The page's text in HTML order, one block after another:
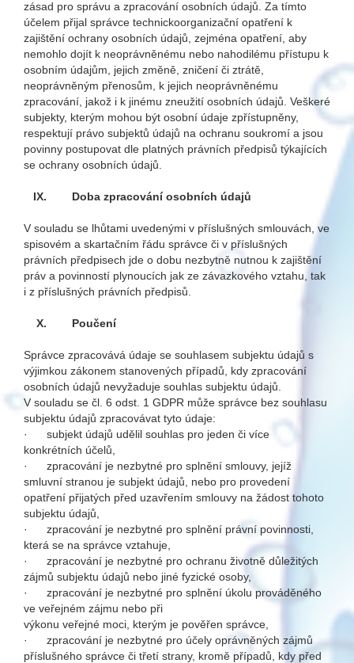
zásad pro správu a zpracování osobních údajů. Za tímto
účelem přijal správce technickoorganizační opatření k
zajištění ochrany osobních údajů, zejména opatření, aby
nemohlo dojít k neoprávněnému nebo nahodilému přístupu k
osobním údajům, jejich změně, zničení či ztrátě,
neoprávněným přenosům, k jejich neoprávněnému
zpracování, jakož i k jinému zneužití osobních údajů. Veškeré
subjekty, kterým mohou být osobní údaje zpřístupněny,
respektují právo subjektů údajů na ochranu soukromí a jsou
povinny postupovat dle platných právních předpisů týkajících
se ochrany osobních údajů.
IX. Doba zpracování osobních údajů
V souladu se lhůtami uvedenými v příslušných smlouvách, ve
spisovém a skartačním řádu správce či v příslušných
právních předpisech jde o dobu nezbytně nutnou k zajištění
práv a povinností plynoucích jak ze závazkového vztahu, tak
i z příslušných právních předpisů.
X. Poučení
Správce zpracovává údaje se souhlasem subjektu údajů s
výjimkou zákonem stanovených případů, kdy zpracování
osobních údajů nevyžaduje souhlas subjektu údajů.
V souladu se čl. 6 odst. 1 GDPR může správce bez souhlasu
subjektu údajů zpracovávat tyto údaje:
· subjekt údajů udělil souhlas pro jeden či více
konkrétních účelů,
· zpracování je nezbytné pro splnění smlouvy, jejíž
smluvní stranou je subjekt údajů, nebo pro provedení
opatření přijatých před uzavřením smlouvy na žádost tohoto
subjektu údajů,
· zpracování je nezbytné pro splnění právní povinnosti,
která se na správce vztahuje,
· zpracování je nezbytné pro ochranu životně důležitých
zájmů subjektu údajů nebo jiné fyzické osoby,
· zpracování je nezbytné pro splnění úkolu prováděného
ve veřejném zájmu nebo při
výkonu veřejné moci, kterým je pověřen správce,
· zpracování je nezbytné pro účely oprávněných zájmů
příslušného správce či třetí strany, kromě případů, kdy před